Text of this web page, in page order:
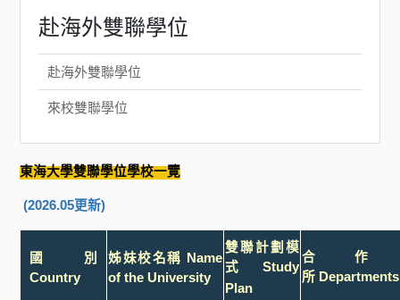
赴海外雙聯學位
赴海外雙聯學位
來校雙聯學位
東海大學雙聯學位學校一覽
(2026.05更新)
國別
Country
姊妹校名稱 Name
of the University
雙聯計劃模
式
Study
Plan
合作
所 Departments